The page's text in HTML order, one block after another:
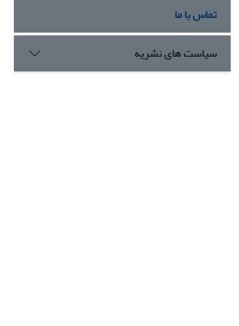
تماس با ما
سیاست های نشریه